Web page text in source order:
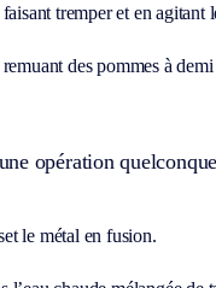
tremper et en agitant
des pommes à
opération
le métal en fusion.